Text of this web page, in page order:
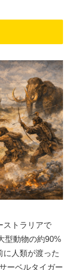
ストラリアで
型動物の約90%
に人類が渡った
ーベルタイガー